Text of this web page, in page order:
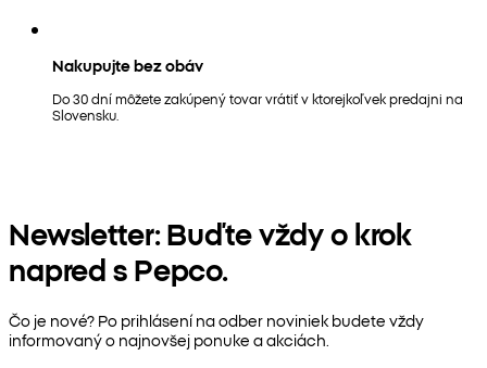
Nakupujte bez obáv
Do 30 dní môžete zakúpený tovar vrátiť v ktorejkoľvek predajni na
Slovensku.
Newsletter: Buďte vždy o krok
napred s Pepco.
Čo je nové? Po prihlásení na odber noviniek budete vždy
informovaný o najnovšej ponuke a akciách.